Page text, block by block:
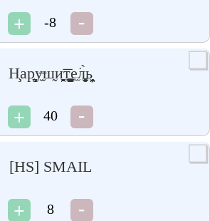
-8
Н̧ар̧̮̱у̶̫̠ш̰и̻̬̗͈̯͞т͚̺̞͇͍̭̹е̫͘л͙͈͚̮̜̀ͅь̗̯̦͖͙
40
[HS] SMAIL
8